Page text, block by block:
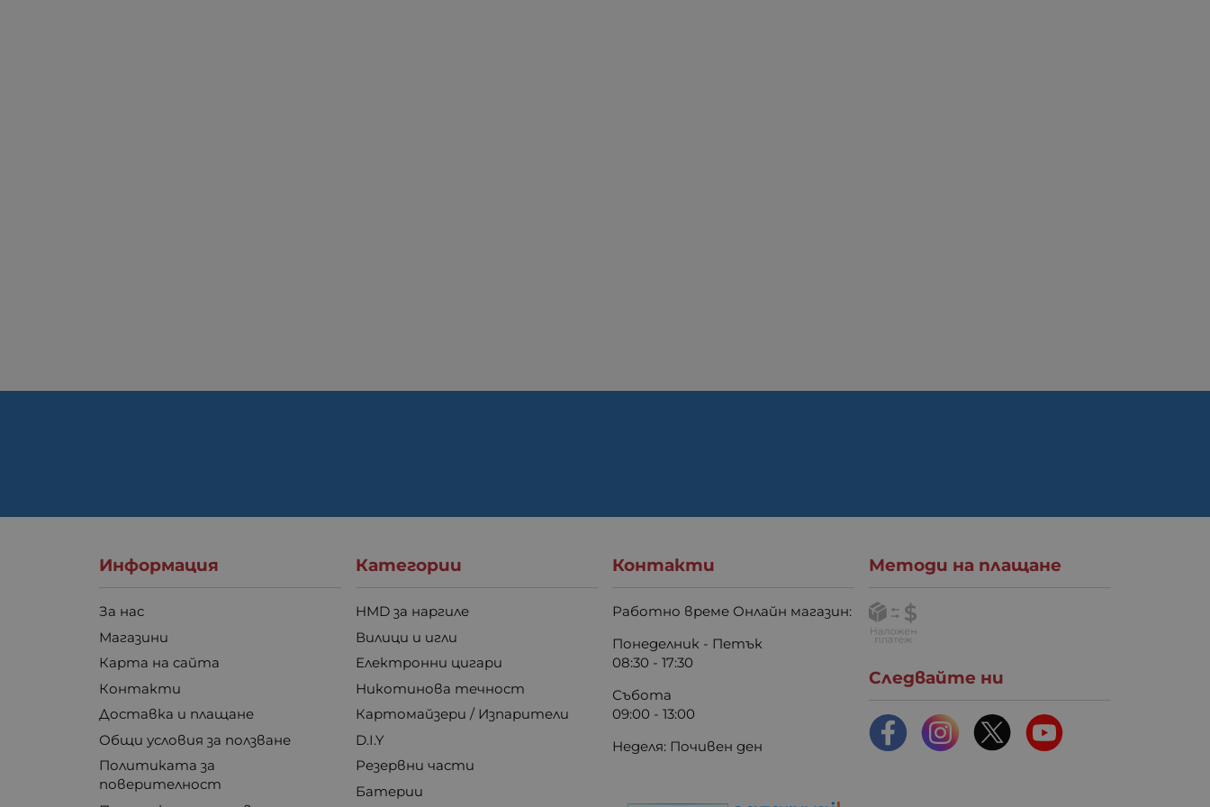
Информация
За нас
Магазини
Карта на сайта
Контакти
Доставка и плащане
Общи условия за ползване
Политиката за
поверителност
Категории
HMD за наргиле
Вилици и игли
Електронни цигари
Никотинова течност
Картомайзери / Изпарители
D.I.Y
Резервни части
Батерии
Контакти
Работно време Онлайн магазин:
Понеделник - Петък
08:30 - 17:30
Събота
09:00 - 13:00
Неделя: Почивен ден
Методи на плащане
Следвайте ни